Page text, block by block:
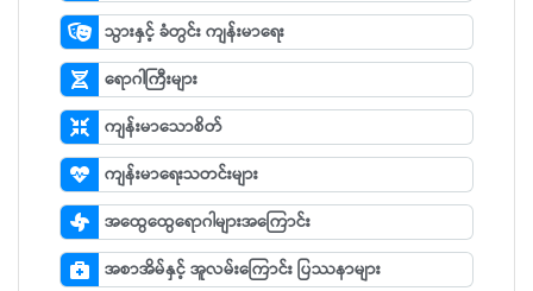
သွားနှင့် ခံတွင်း ကျန်းမာရေး
ရောဂါကြီးများ
ကျန်းမာသောစိတ်
ကျန်းမာရေးသတင်းများ
အထွေထွေရောဂါများအကြောင်း
အစာအိမ်နှင့် အူလမ်းကြောင်း ပြဿနာများ